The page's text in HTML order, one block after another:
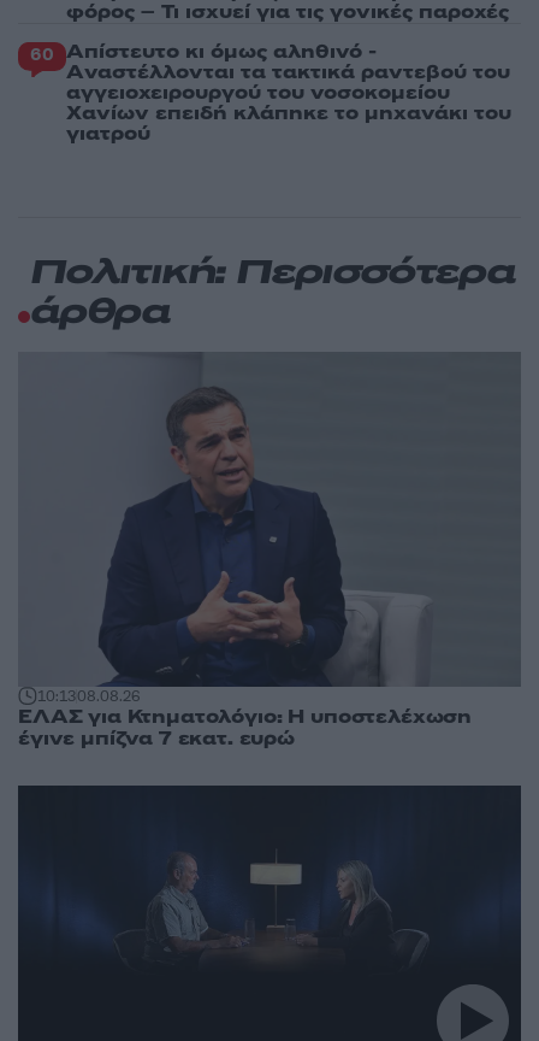
φόρος – Τι ισχυεί για τις γονικές παροχές
60 Απίστευτο κι όμως αληθινό -
Aναστέλλονται τα τακτικά ραντεβού του
αγγειοχειρουργού του νοσοκομείου
Χανίων επειδή κλάπηκε το μηχανάκι του
γιατρού
Πολιτική: Περισσότερα
άρθρα
10:1308.08.26
ΕΛΑΣ για Κτηματολόγιο: Η υποστελέχωση
έγινε μπίζνα 7 εκατ. ευρώ